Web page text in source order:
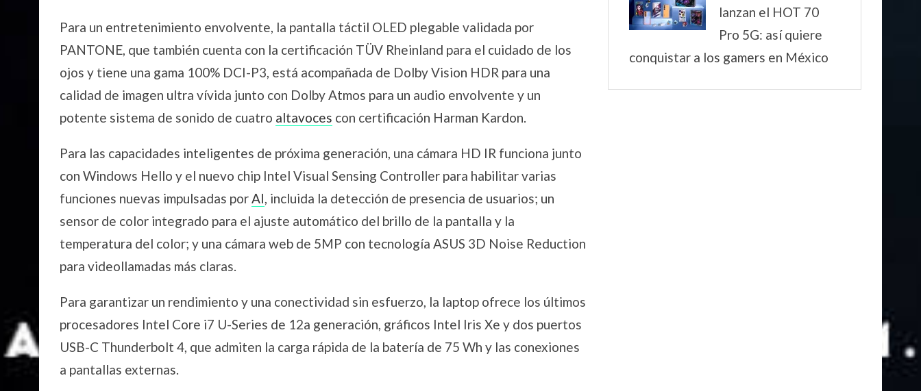
Para un entretenimiento envolvente, la pantalla táctil OLED plegable validada por
PANTONE, que también cuenta con la certificación TÜV Rheinland para el cuidado de los
ojos y tiene una gama 100% DCI-P3, está acompañada de Dolby Vision HDR para una
calidad de imagen ultra vívida junto con Dolby Atmos para un audio envolvente y un
potente sistema de sonido de cuatro altavoces con certificación Harman Kardon.
Para las capacidades inteligentes de próxima generación, una cámara HD IR funciona junto
con Windows Hello y el nuevo chip Intel Visual Sensing Controller para habilitar varias
funciones nuevas impulsadas porAI, incluida la detección de presencia de usuarios; un
sensor de color integrado para el ajuste automático del brillo de la pantalla y la
temperatura del color; y una cámara web de 5MP con tecnología ASUS 3D Noise Reduction
para videollamadas más claras.
Para garantizar un rendimiento y una conectividad sin esfuerzo, la laptop ofrece los últimos
procesadores Intel Core i7 U-Series de 12a generación, gráficos Intel Iris Xe y dos puertos
USB-C Thunderbolt 4, que admiten la carga rápida de la batería de 75 Wh y las conexiones
a pantallas externas.
lanzan el HOT 70
Pro 5G: así quiere
conquistar a los gamers en México